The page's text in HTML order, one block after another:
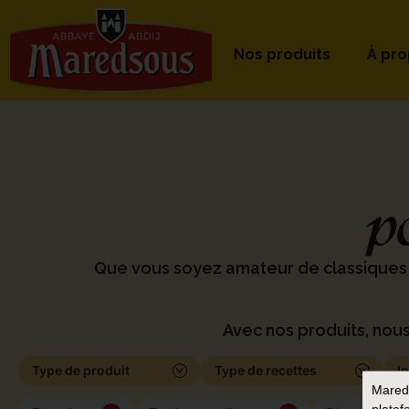
Nos produits À
Que vous soyez amateur de
Avec nos produits,
Type de produit Type de recettes